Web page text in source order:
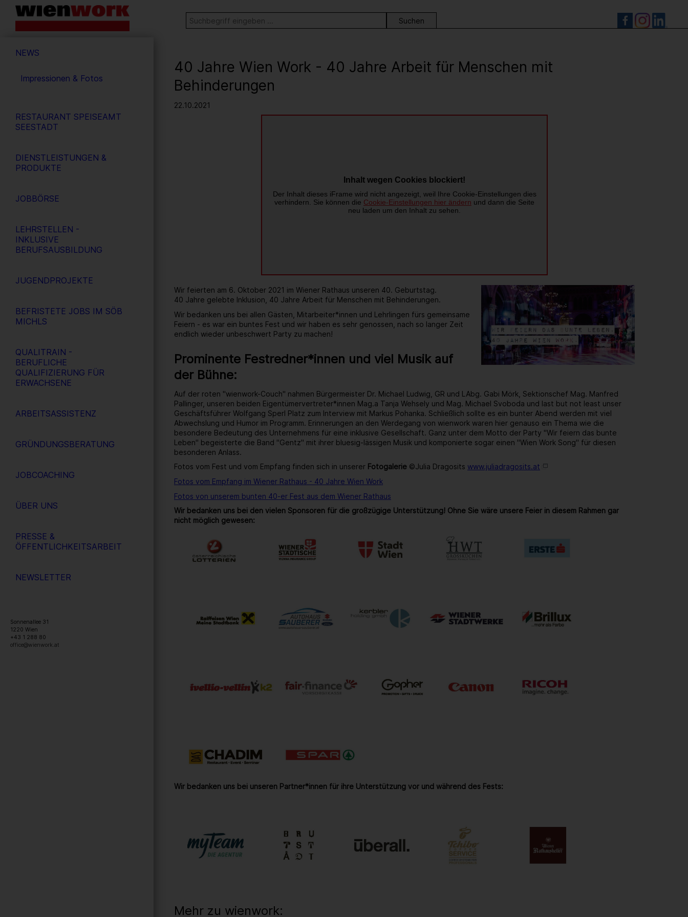
Barrierefreie
Bedienung
Webseite
Stichwortsuche
SUCHE
NEWS
Impressionen & Fotos
RESTAURANT SPEISEAMT
SEESTADT
DIENSTLEISTUNGEN &
PRODUKTE
JOBBÖRSE
LEHRSTELLEN -
INKLUSIVE
BERUFSAUSBILDUNG
JUGENDPROJEKTE
BEFRISTETE JOBS IM SÖB
MICHLS
QUALITRAIN -
BERUFLICHE
QUALIFIZIERUNG FÜR
ERWACHSENE
ARBEITSASSISTENZ
GRÜNDUNGSBERATUNG
JOBCOACHING
ÜBER UNS
PRESSE &
ÖFFENTLICHKEITSARBEIT
NEWSLETTER
Sonnenallee 31
1220 Wien
+43 1 288 80
office@wienwork.at
40 Jahre Wien Work - 40 Jahre Arbeit für Menschen mit
Behinderungen
22.10.2021
Wir feierten am 6. Oktober 2021 im Wiener Rathaus unseren 40. Geburtstag.
40 Jahre gelebte Inklusion, 40 Jahre Arbeit für Menschen mit Behinderungen.
Wir bedanken uns bei allen Gästen, Mitarbeiter*innen und Lehrlingen fürs gemeinsame
Feiern - es war ein buntes Fest und wir haben es sehr genossen, nach so langer Zeit
endlich wieder unbeschwert Party zu machen!
Prominente Festredner*innen und viel Musik auf
der Bühne:
Auf der roten "wienwork-Couch" nahmen Bürgermeister Dr. Michael Ludwig, GR und LAbg. Gabi Mörk, Sektionschef Mag. Manfred
Pallinger, unseren beiden Eigentümervertreter*innen Mag.a Tanja Wehsely und Mag. Michael Svoboda und last but not least unser
Geschäftsführer Wolfgang Sperl Platz zum Interview mit Markus Pohanka. Schließlich sollte es ein bunter Abend werden mit viel
Abwechslung und Humor im Programm. Erinnerungen an den Werdegang von wienwork waren hier genauso ein Thema wie die
besondere Bedeutung des Unternehmens für eine inklusive Gesellschaft. Ganz unter dem Motto der Party "Wir feiern das bunte
Leben" begeisterte die Band "Gentz" mit ihrer bluesig-lässigen Musik und komponierte sogar einen "Wien Work Song" für diesen
besonderen Anlass.
Fotos vom Fest und vom Empfang finden sich in unserer Fotogalerie ©Julia Dragosits www.juliadragosits.at
Fotos vom Empfang im Wiener Rathaus - 40 Jahre Wien Work
Fotos von unserem bunten 40-er Fest aus dem Wiener Rathaus
Wir bedanken uns bei den vielen Sponsoren für die großzügige Unterstützung! Ohne Sie wäre unsere Feier in diesem Rahmen gar
nicht möglich gewesen:
Wir bedanken uns bei unseren Partner*innen für ihre Unterstützung vor und während des Fests:
Mehr zu wienwork: